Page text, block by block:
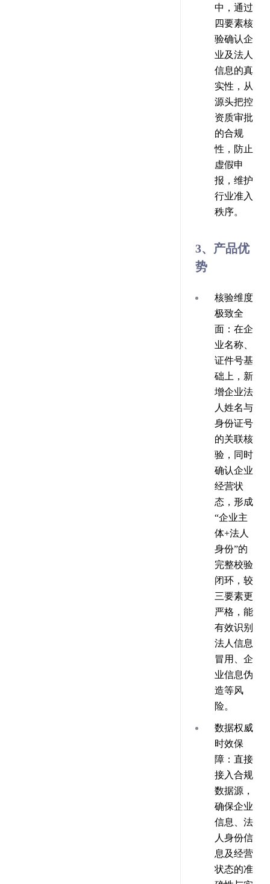
中，通过
四要素核
验确认企
业及法人
信息的真
实性，从
源头把控
资质审批
的合规
性，防止
虚假申
报，维护
行业准入
秩序。
3、产品优
势
核验维度
极致全
面 ：在企
业名称、
证件号基
础上，新
增企业法
人姓名与
身份证号
的关联核
验，同时
确认企业
经营状
态，形成
“企业主
体+法人
身份”的
完整校验
闭环，较
三要素更
严格，能
有效识别
法人信息
冒用、企
业信息伪
造等风
险。
数据权威
时效保
障 ：直接
接入合规
数据源，
确保企业
信息、法
人身份信
息及经营
状态的准